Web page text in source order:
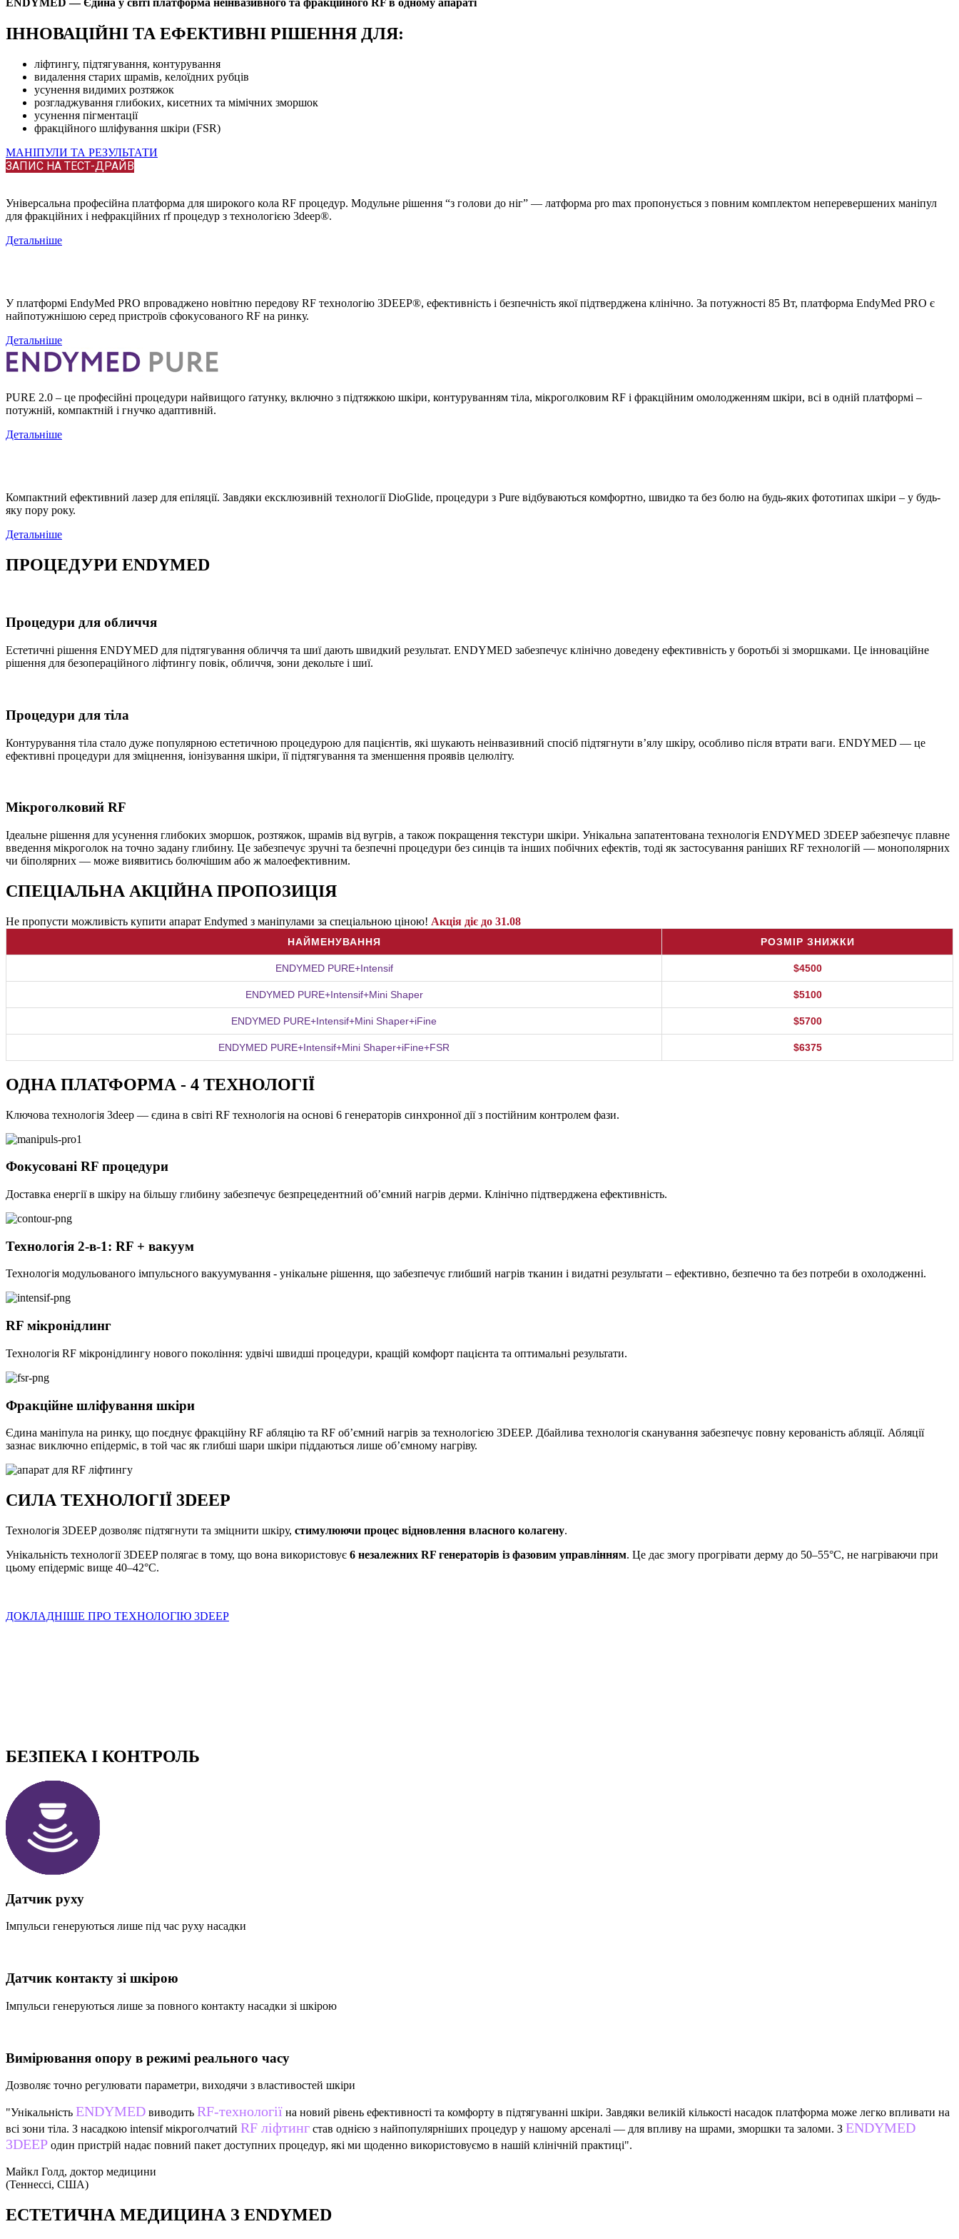
ІННОВАЦІЙНІ ТА ЕФЕКТИВНІ РІШЕННЯ ДЛЯ:
ліфтингу, підтягування, контурування
видалення старих шрамів, келоїдних рубців
усунення видимих розтяжок
розгладжування глибоких, кисетних та мімічних зморшок
усунення пігментації
фракційного шліфування шкіри (FSR)
МАНІПУЛИ ТА РЕЗУЛЬТАТИ
ЗАПИС НА ТЕСТ-ДРАЙВ
Універсальна професійна платформа для широкого кола RF процедур. Модульне рішення “з голови до ніг” — латформа pro max пропонується з повним комплектом неперевершених маніпул
для фракційних і нефракційних rf процедур з технологією 3deep®.
Детальніше
У платформі EndyMed PRO впроваджено новітню передову RF технологію 3DEEP®, ефективність і безпечність якої підтверджена клінічно. За потужності 85 Вт, платформа EndyMed PRO є
найпотужнішою серед пристроїв сфокусованого RF на ринку.
Детальніше
PURE 2.0 – це професійні процедури найвищого ґатунку, включно з підтяжкою шкіри, контуруванням тіла, мікроголковим RF і фракційним омолодженням шкіри, всі в одній платформі –
потужній, компактній і гнучко адаптивній.
Детальніше
Компактний ефективний лазер для епіляції. Завдяки ексклюзивній технології DioGlide, процедури з Pure відбуваються комфортно, швидко та без болю на будь-яких фототипах шкіри – у будь-
яку пору року.
Детальніше
ПРОЦЕДУРИ ENDYMED
Процедури для обличчя
Естетичні рішення ENDYMED для підтягування обличчя та шиї дають швидкий результат. ENDYMED забезпечує клінічно доведену ефективність у боротьбі зі зморшками. Це інноваційне
рішення для безопераційного ліфтингу повік, обличчя, зони декольте і шиї.
Процедури для тіла
Контурування тіла стало дуже популярною естетичною процедурою для пацієнтів, які шукають неінвазивний спосіб підтягнути в’ялу шкіру, особливо після втрати ваги. ENDYMED — це
ефективні процедури для зміцнення, іонізування шкіри, її підтягування та зменшення проявів целюліту.
Мікроголковий RF
Ідеальне рішення для усунення глибоких зморшок, розтяжок, шрамів від вугрів, а також покращення текстури шкіри. Унікальна запатентована технологія ENDYMED 3DEEP забезпечує плавне
введення мікроголок на точно задану глибину. Це забезпечує зручні та безпечні процедури без синців та інших побічних ефектів, тоді як застосування раніших RF технологій — монополярних
чи біполярних — може виявитись болючішим або ж малоефективним.
СПЕЦІАЛЬНА АКЦІЙНА ПРОПОЗИЦІЯ
Не пропусти можливість купити апарат Endymed з маніпулами за спеціальною ціною! Акція діє до 31.08
НАЙМЕНУВАННЯ РОЗМІР ЗНИЖКИ
ENDYMED PURE+Intensif $4500
ENDYMED PURE+Intensif+Mini Shaper $5100
ENDYMED PURE+Intensif+Mini Shaper+iFine $5700
ENDYMED PURE+Intensif+Mini Shaper+iFine+FSR $6375
ОДНА ПЛАТФОРМА - 4 ТЕХНОЛОГІЇ
Ключова технологія 3deep — єдина в світі RF технологія на основі 6 генераторів синхронної дії з постійним контролем фази.
Фокусовані RF процедури
Доставка енергії в шкіру на більшу глибину забезпечує безпрецедентний об’ємний нагрів дерми. Клінічно підтверджена ефективність.
Технологія 2-в-1: RF + вакуум
Технологія модульованого імпульсного вакуумування - унікальне рішення, що забезпечує глибший нагрів тканин і видатні результати – ефективно, безпечно та без потреби в охолодженні.
RF мікронідлинг
Технологія RF мікронідлингу нового покоління: удвічі швидші процедури, кращій комфорт пацієнта та оптимальні результати.
Фракційне шліфування шкіри
Єдина маніпула на ринку, що поєднує фракційну RF абляцію та RF об’ємний нагрів за технологією 3DEEP. Дбайлива технологія сканування забезпечує повну керованість абляції. Абляції
зазнає виключно епідерміс, в той час як глибші шари шкіри піддаються лише об’ємному нагріву.
СИЛА ТЕХНОЛОГІЇ 3DEEP
Технологія 3DEEP дозволяє підтягнути та зміцнити шкіру, стимулюючи процес відновлення власного колагену.
Унікальність технології 3DEEP полягає в тому, що вона використовує 6 незалежних RF генераторів із фазовим управлінням. Це дає змогу прогрівати дерму до 50–55°С, не нагріваючи при
цьому епідерміс вище 40–42°С.
ДОКЛАДНІШЕ ПРО ТЕХНОЛОГІЮ 3DEEP
БЕЗПЕКА І КОНТРОЛЬ
Датчик руху
Імпульси генеруються лише під час руху насадки
Датчик контакту зі шкірою
Імпульси генеруються лише за повного контакту насадки зі шкірою
Вимірювання опору в режимі реального часу
Дозволяє точно регулювати параметри, виходячи з властивостей шкіри
"Унікальність ENDYMED виводить RF-технології на новий рівень ефективності та комфорту в підтягуванні шкіри. Завдяки великій кількості насадок платформа може легко впливати на
всі зони тіла. З насадкою intensif мікроголчатий RF ліфтинг став однією з найпопулярніших процедур у нашому арсеналі — для впливу на шрами, зморшки та заломи. З ENDYMED
3DEEP один пристрій надає повний пакет доступних процедур, які ми щоденно використовуємо в нашій клінічній практиці".
Майкл Голд, доктор медицини
(Теннессі, США)
ЕСТЕТИЧНА МЕДИЦИНА З ENDYMED